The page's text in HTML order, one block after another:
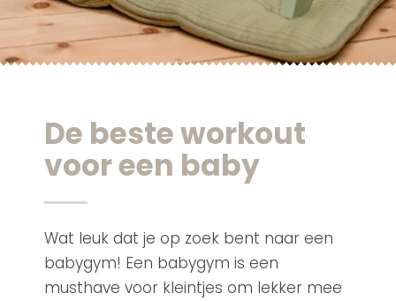
De beste workout
voor een baby
Wat leuk dat je op zoek bent naar een
babygym! Een babygym is een
musthave voor kleintjes om lekker mee